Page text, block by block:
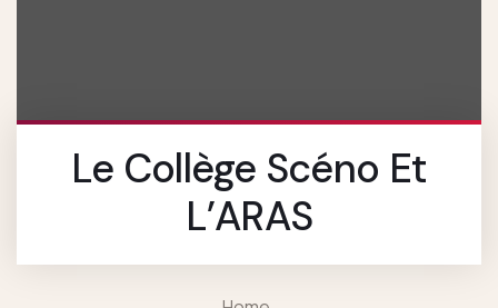
Le Collège Scéno Et
L’ARAS